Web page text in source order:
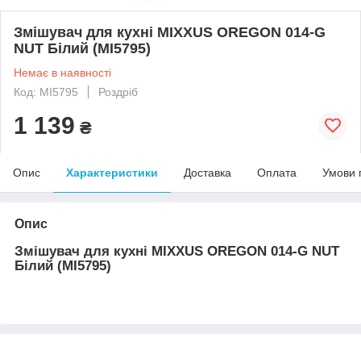
Змішувач для кухні MIXXUS OREGON 014-G
NUT Білий (MI5795)
Немає в наявності
Код: MI5795
Роздріб
1 139 ₴
Опис Характеристики Доставка Оплата Умови
Опис
Змішувач для кухні MIXXUS OREGON 014-G NUT
Білий (MI5795)